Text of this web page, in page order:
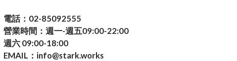
電話：02-85092555
營業時間：週一-週五09:00-22:00
週六 09:00-18:00
EMAIL：info@stark.works